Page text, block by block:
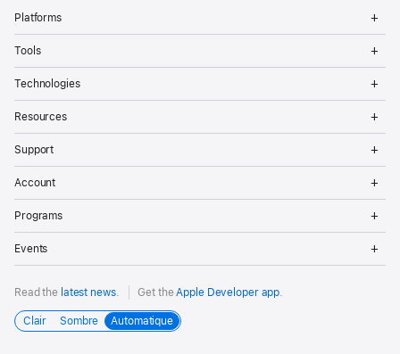
Platforms
Tools
Technologies
Resources
Support
Account
Programs
Events
Read the latest news. Get theApple Developer app.
Clair Sombre Automatique